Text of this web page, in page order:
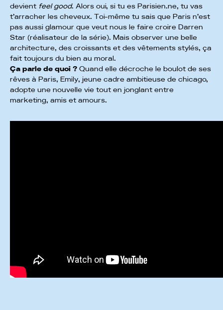
devient feel good. Alors oui, si tu es Parisien.ne, tu vas
t’arracher les cheveux. Toi-même tu sais que Paris n’est
pas aussi glamour que veut nous le faire croire Darren
Star (réalisateur de la série). Mais observer une belle
architecture, des croissants et des vêtements stylés, ça
fait toujours du bien au moral.
Ça parle de quoi ? Quand elle décroche le boulot de ses
rêves à Paris, Emily, jeune cadre ambitieuse de chicago,
adopte une nouvelle vie tout en jonglant entre
marketing, amis et amours.